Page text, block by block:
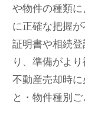
や物件の種類
に正確な把握
証明書や相続
り、準備がよ
不動産売却時
と・物件種別ご